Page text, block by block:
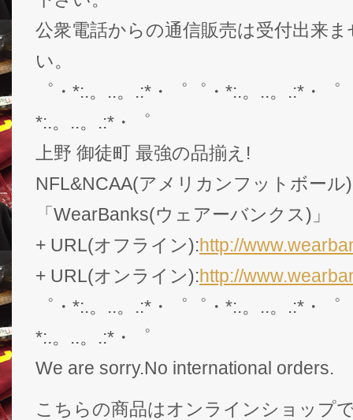
公衆電話からの通信販売は受付出来
い。
゜・*:.。..。.:*・゜゜・*:.。..。.:*・
*:.。..。.:*・゜
上野 御徒町 最強の品揃え!
NFL&NCAA(アメリカンフットボール
「WearBanks(ウェアーバンクス)」
+ URL(オフライン):http://
+ URL(オンライン):http://
゜・*:.。..。.:*・゜゜・*:.。..。.:*・
*:.。..。.:*・゜
We are sorry.No international orders.
こちらの商品はオンラインショップ